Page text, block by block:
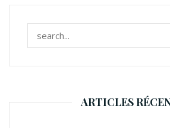
n
’
r
S
T
T
O
S
ARTICLES